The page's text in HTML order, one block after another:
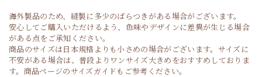
海外製品のため、縫製に多少のばらつきがある場合がございます。
安心してご購入いただけるよう、色味やデザインに差異が生じる場合
がある点をご承知ください。
商品のサイズは日本規格よりも小さめの場合がございます。サイズに
不安がある場合は、普段よりワンサイズ大きめをおすすめしておりま
す。商品ページのサイズガイドもご参考ください。